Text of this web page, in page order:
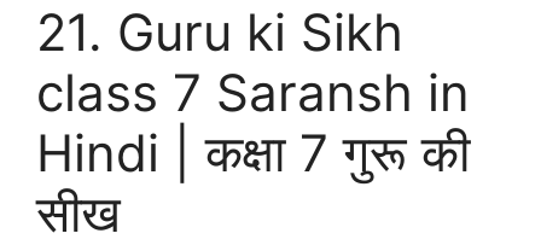
21. Guru ki Sikh
class 7 Saransh in
Hindi | कक्षा 7 गुरू की
सीख